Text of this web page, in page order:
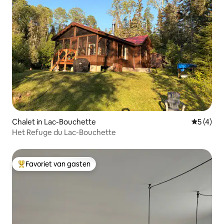
Chalet in Lac-Bouchette
5 (4)
Het Refuge du Lac-Bouchette
Topfavoriet van gasten
Favoriet van gasten